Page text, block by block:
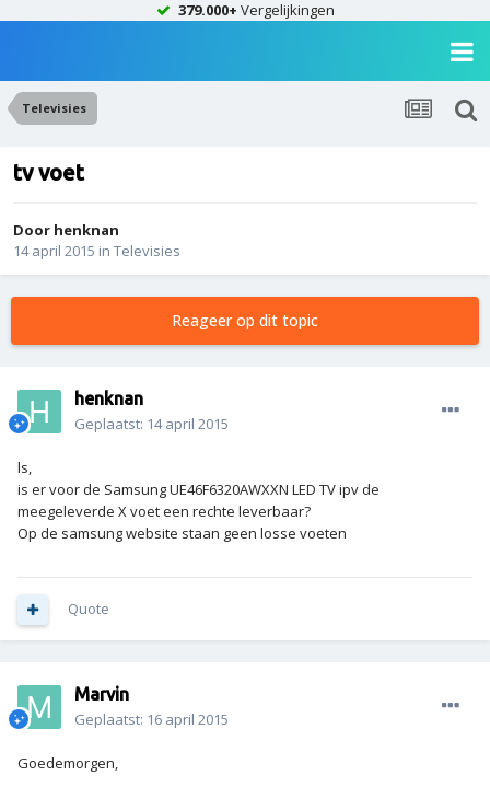
379.000+ Vergelijkingen
Televisies
tv voet
Door henknan
14 april 2015 in Televisies
Reageer op dit topic
henknan
Geplaatst: 14 april 2015
ls,
is er voor de Samsung UE46F6320AWXXN LED TV ipv de
meegeleverde X voet een rechte leverbaar?
Op de samsung website staan geen losse voeten
Quote
Marvin
Geplaatst: 16 april 2015
Goedemorgen,